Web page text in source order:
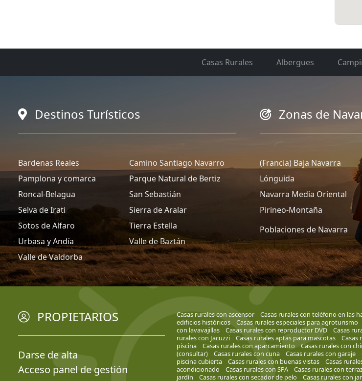
Casas Rurales Albergues
Destinos Turísticos
Bardenas Reales
Camino Santiago Navarro
Pamplona y comarca
Parque Natural de Bertiz
Roncal-Belagua
San Sebastián
Selva de Irati
Sierra de Aralar
Sotos de Alfaro
Tierra Estella
Urbasa y Andía
Valle de Baztán
Valle de Valdorba
Zonas de
(Francia) Baja Navarra
Lónguida
Navarra Media Oriental
Pirineo-Montaña
Poblaciones de Navarra
PROPIETARIOS
Darse de alta
Acceso panel de gestión
Casas rurales con ascensor Casas rurales con teléfono en las
edificios históricos
Casas rurales especiales para agroturismo
con lavavajillas
Casas rurales con reproductor DVD Casas
rurales con Jacuzzi
Casas rurales aptas para mascotas Casas
piscina
Casas rurales con aparcamiento Casas rurales con
(consultar)
Casas rurales con cuna Casas rurales con garaje
piscina cubierta
Casas rurales con buenas vistas Casas
acondicionado
Casas rurales con SPA Casas rurales con
jardín
Casas rurales con secador de pelo Casas rurales con